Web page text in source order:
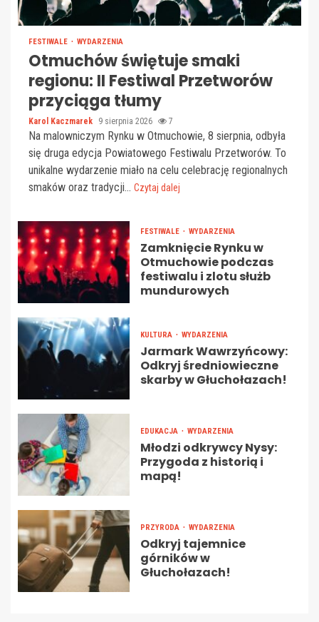
FESTIWALE WYDARZENIA
Otmuchów świętuje smaki
regionu: II Festiwal Przetworów
przyciąga tłumy
Karol Kaczmarek 9 sierpnia 2026 7
Na malowniczym Rynku w Otmuchowie, 8 sierpnia, odbyła
się druga edycja Powiatowego Festiwalu Przetworów. To
unikalne wydarzenie miało na celu celebrację regionalnych
smaków oraz tradycji... Czytaj dalej
FESTIWALE WYDARZENIA
Zamknięcie Rynku w
Otmuchowie podczas
festiwalu i zlotu służb
mundurowych
KULTURA WYDARZENIA
Jarmark Wawrzyńcowy:
Odkryj średniowieczne
skarby w Głuchołazach!
EDUKACJA WYDARZENIA
Młodzi odkrywcy Nysy:
Przygoda z historią i
mapą!
PRZYRODA WYDARZENIA
Odkryj tajemnice
górników w
Głuchołazach!